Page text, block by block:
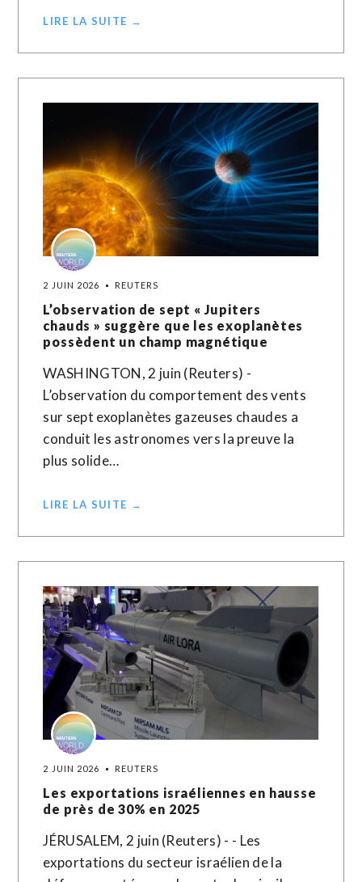
LIRE LA SUITE →
2 JUIN 2026 REUTERS
L’observation de sept « Jupiters
chauds » suggère que les exoplanètes
possèdent un champ magnétique
WASHINGTON, 2 juin (Reuters) -
L’observation du comportement des vents
sur sept exoplanètes gazeuses chaudes a
conduit les astronomes vers la preuve la
plus solide…
LIRE LA SUITE →
2 JUIN 2026 REUTERS
Les exportations israéliennes en hausse
de près de 30% en 2025
JÉRUSALEM, 2 juin (Reuters) - - Les
exportations du secteur israélien de la